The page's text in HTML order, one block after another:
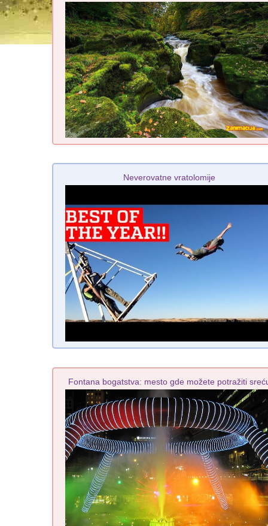
Neverovatne vratolomije
Fontana bogatstva: mesto gde možete potražiti